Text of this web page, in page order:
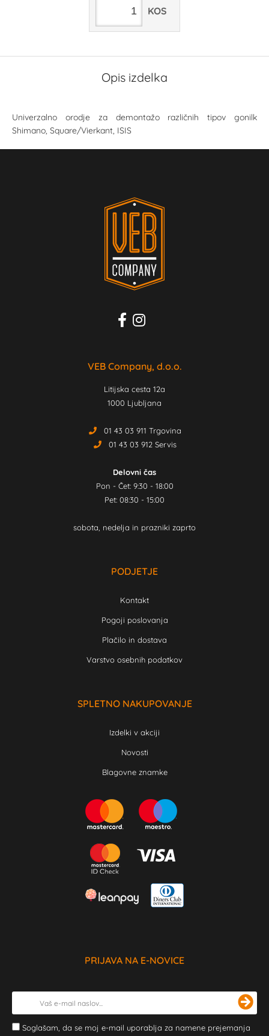
KOS
Opis izdelka
Univerzalno orodje za demontažo različnih tipov gonilk
Shimano, Square/Vierkant, ISIS
VEB Company, d.o.o.
Litijska cesta 12a
1000 Ljubljana
01 43 03 911 Trgovina
01 43 03 912 Servis
Delovni čas
Pon - Čet: 9:30 - 18:00
Pet: 08:30 - 15:00
sobota, nedelja in prazniki zaprto
PODJETJE
Kontakt
Pogoji poslovanja
Plačilo in dostava
Varstvo osebnih podatkov
SPLETNO NAKUPOVANJE
Izdelki v akciji
Novosti
Blagovne znamke
PRIJAVA NA E-NOVICE
Soglašam, da se moj e-mail uporablja za namene prejemanja